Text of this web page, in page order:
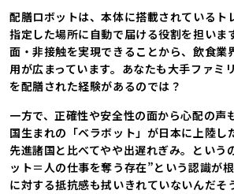
配膳ロボットは、本体に搭載されているト
指定した場所に自動で届ける役割を担いま
面・非接触を実現できることから、飲食業
用が広まっています。あなたも大手ファミ
を配膳された経験があるのでは？
一方で、正確性や安全性の面から心配の声
国生まれの「ベラボット」が日本に上陸し
先進諸国と比べてやや出遅れぎみ。という
ット＝人の仕事を奪う存在”という認識が
に対する抵抗感も拭いきれていないんだそう